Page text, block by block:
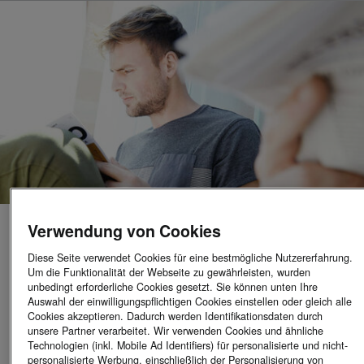
Ihre Karriere Bei ŠKODA
15.07.2026
Sie bringen mit:
Abgeschlossene Fachausbildung (Kfz-Technik)
Berufserfahrung als Serviceberater:in in der Kfz-Branche
Verwendung von Cookies
Diese Seite verwendet Cookies für eine bestmögliche Nutzererfahrung.
Um die Funktionalität der Webseite zu gewährleisten, wurden
unbedingt erforderliche Cookies gesetzt. Sie können unten Ihre
Auswahl der einwilligungspflichtigen Cookies einstellen oder gleich alle
Cookies akzeptieren. Dadurch werden Identifikationsdaten durch
unsere Partner verarbeitet. Wir verwenden Cookies und ähnliche
Technologien (inkl. Mobile Ad Identifiers) für personalisierte und nicht-
personalisierte Werbung, einschließlich der Personalisierung von